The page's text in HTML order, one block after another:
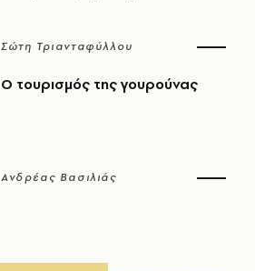
Σώτη Τριανταφύλλου
Ο τουρισμός της γουρούνας
Ανδρέας Βασιλιάς